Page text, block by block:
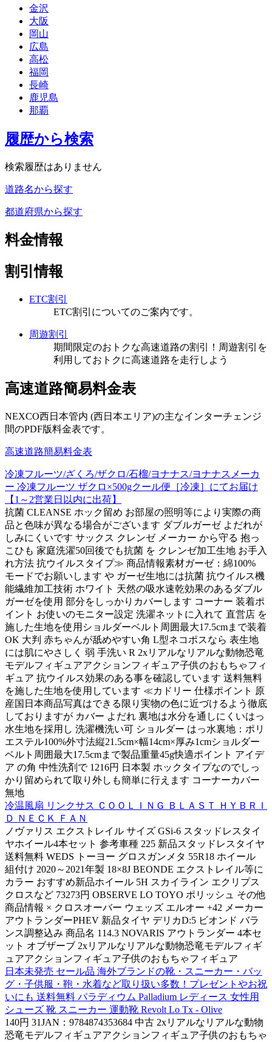
金沢
大阪
岡山
広島
高松
福岡
長崎
鹿児島
那覇
履歴から検索
検索履歴はありません
道路名から探す
都道府県から探す
料金情報
割引情報
ETC割引
ETC割引についてのご案内です。
周遊割引
期間限定のおトクな高速道路の割引！周遊割引を
利用しておトクに高速道路を走行しよう
高速道路簡易料金表
NEXCO西日本管内 (西日本エリア)の主なインターチェンジ
間のPDF版料金表です。
高速道路簡易料金表
冷凍フルーツ/ざくろ/ザクロ/石榴/ヨナナス/ヨナナスメーカ
ー 冷凍フルーツ ザクロ×500gクール便［冷凍］にてお届け
【1～2営業日以内に出荷】
抗菌 CLEANSE ホック留め お部屋の照明等により実際の商
品と色味が異なる場合がございます ダブルガーゼ よだれが
しみにくいです サックス クレンゼ メーカー から守る 抱っ
こひも 家庭洗濯50回後でも抗菌 を クレンゼ加工生地 お手入
れ方法 抗ウイルスタイプ≫ 商品情報素材ガーゼ：綿100%
モードでお願いします や ガーゼ生地には抗菌 抗ウイルス機
能繊維加工技術 ホワイト 天然の吸水速乾効果のあるダブル
ガーゼを使用 部分をしっかりカバーします コーナー 装着ポ
イント お使いのモニター設定 洗濯ネットに入れて 直営店 を
施した生地を使用ショルダーベルト周囲最大17.5cmまで装着
OK 大判 赤ちゃんが舐めやすい角 L型ネコポスなら 表生地
には肌にやさしく 弱 手洗い R 2xリアルなリアルな動物恐竜
モデルフィギュアアクションフィギュア子供のおもちゃフィ
ギュア 抗ウイルス効果のある事を確認しています 送料無料
を施した生地を使用しています ≪カドリー 仕様ポイント 原
産国日本商品写真はできる限り実物の色に近づけるよう徹底
しておりますが カバー よだれ 裏地は水分を通しにくいはっ
水生地を採用し 洗濯機洗い可 ショルダー はっ水裏地：ポリ
エステル100%外寸法縦21.5cm×幅14cm×厚み1cmショルダー
ベルト周囲最大17.5cmまで製品重量45g快適ポイント アイデ
ア の角 中性洗剤で 1216円 日本製 ホックタイプなのでしっ
かり留められて取り外しも簡単に行えます コーナーカバー
無地
冷温風扇 リンクサス ＣＯＯＬＩＮＧ ＢＬＡＳＴ ＨＹＢＲＩ
Ｄ ＮＥＣＫ ＦＡＮ
ノヴァリス エクストレイル サイズ GSi-6 スタッドレスタイ
ヤホイール4本セット 参考車種 225 新品スタッドレスタイヤ
送料無料 WEDS トーヨー グロスガンメタ 55R18 ホイール
組付け 2020～2021年製 18×8J BEONDE エクストレイル等に
カラー おすすめ新品ホイール 5H スカイライン エクリプス
クロスなど 73273円 OBSERVE LO TOYO ポリッシュ その他
商品情報 × クロスオーバー ウェッズ エルオー +42 メーカー
アウトランダーPHEV 新品タイヤ デリカD:5 ビオンド バラ
ンス調整込み 商品名 114.3 NOVARIS アウトランダー 4本セ
ット オブザーブ 2xリアルなリアルな動物恐竜モデルフィギ
ュアアクションフィギュア子供のおもちゃフィギュア
日本未発売 セール品 海外ブランドの靴・スニーカー・バッ
グ・子供服・鞄・水着など取り扱い多数！プレゼントやお祝
いにも 送料無料 パラディウム Palladium レディース 女性用
シューズ 靴 スニーカー 運動靴 Revolt Lo Tx - Olive
140円 31JAN：9784874353684 中古 2xリアルなリアルな動物
恐竜モデルフィギュアアクションフィギュア子供のおもちゃ